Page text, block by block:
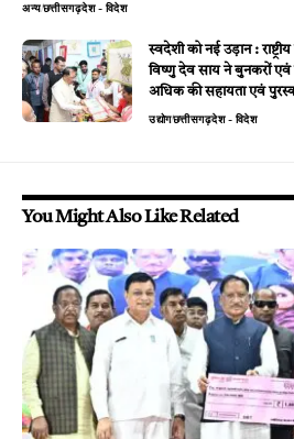
अन्यछत्तीसगढ़देश - विदेश
स्वदेशी को नई उड़ान :
विष्णु देव साय ने बुनकरों एवं
अधिक की सहायता एवं
उद्योगछत्तीसगढ़देश - विदेश
You Might Also Like Related